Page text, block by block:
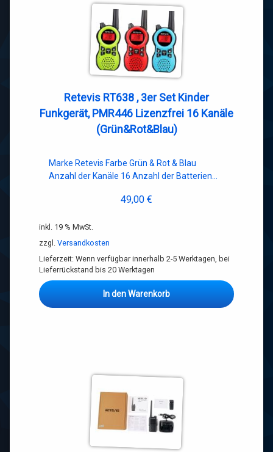
Retevis RT638 , 3er Set Kinder
Funkgerät, PMR446 Lizenzfrei 16 Kanäle
(Grün&Rot&Blau)
Marke Retevis Farbe Grün & Rot & Blau
Anzahl der Kanäle 16 Anzahl der Batterien…
49,00 €
inkl. 19 % MwSt.
zzgl. Versandkosten
Lieferzeit: Wenn verfügbar innerhalb 2-5 Werktagen, bei
Lieferrückstand bis 20 Werktagen
In den Warenkorb